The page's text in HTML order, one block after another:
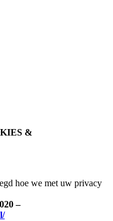
&
hoe we met uw privacy
–